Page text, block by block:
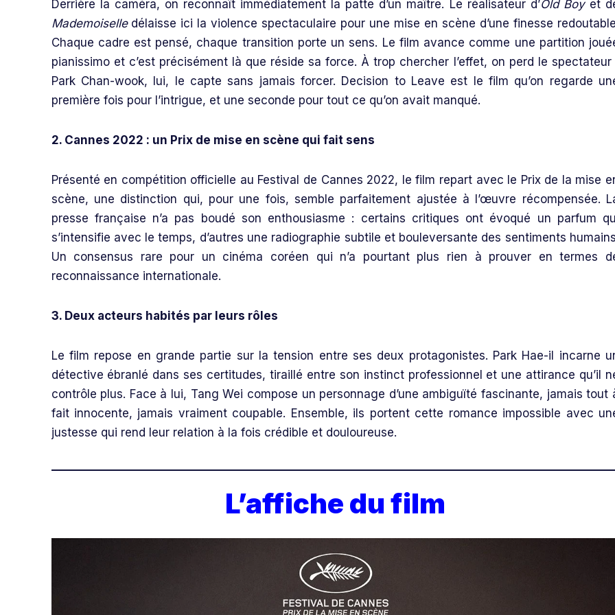
Derrière la caméra, on reconnaît immédiatement la patte d’un maître. Le réalisateur d’Old Boyet
Mademoiselledélaisse ici la violence spectaculaire pour une mise en scène d’une finesse
Chaque cadre est pensé, chaque transition porte un sens. Le film avance comme une partition
pianissimo et c’est précisément là que réside sa force. À trop chercher l’effet, on perd le spectateur
Park Chan-wook, lui, le capte sans jamais forcer. Decision to Leave est le film qu’on regarde
première fois pour l’intrigue, et une seconde pour tout ce qu’on avait manqué.
2. Cannes 2022 : un Prix de mise en scène qui fait sens
Présenté en compétition officielle au Festival de Cannes 2022, le film repart avec le Prix de la mise
scène, une distinction qui, pour une fois, semble parfaitement ajustée à l’œuvre récompensée.
presse française n’a pas boudé son enthousiasme : certains critiques ont évoqué un parfum
s’intensifie avec le temps, d’autres une radiographie subtile et bouleversante des sentiments
Un consensus rare pour un cinéma coréen qui n’a pourtant plus rien à prouver en termes
reconnaissance internationale.
3. Deux acteurs habités par leurs rôles
Le film repose en grande partie sur la tension entre ses deux protagonistes. Park Hae-il incarne
détective ébranlé dans ses certitudes, tiraillé entre son instinct professionnel et une attirance qu’il
contrôle plus. Face à lui, Tang Wei compose un personnage d’une ambiguïté fascinante, jamais tout
fait innocente, jamais vraiment coupable. Ensemble, ils portent cette romance impossible avec
justesse qui rend leur relation à la fois crédible et douloureuse.
L’affiche du film